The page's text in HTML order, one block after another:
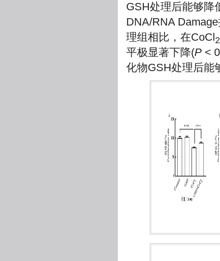
GSH处理后能够降
DNA/RNA
理组相比，在CoCl2
平极显著下降(P <
化物GSH处理后能